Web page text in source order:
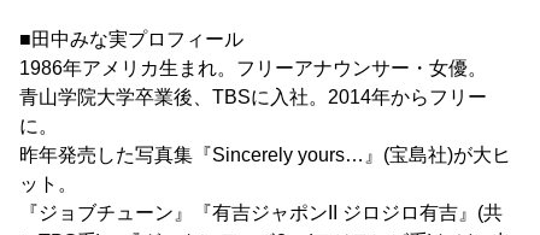
■田中みな実プロフィール
1986年アメリカ生まれ。フリーアナウンサー・女優。
青山学院大学卒業後、TBSに入社。2014年からフリー
に。
昨年発売した写真集『Sincerely yours…』(宝島社)が大ヒ
ット。
『ジョブチューン』『有吉ジャポンII ジロジロ有吉』(共